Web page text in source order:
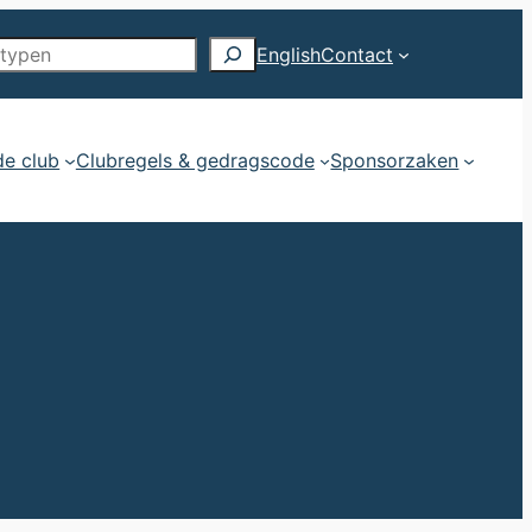
EnglishContact
club Clubregels & gedragscode Sponsorzaken